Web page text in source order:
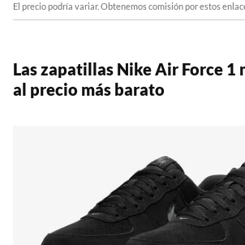
El precio podría variar. Obtenemos comisión por estos
Las zapatillas Nike Air Force 1
al precio más barato